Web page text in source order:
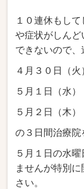
１０連休もし
や症状がしん
できないので、
４月３０日（火
５月１日（水）
５月２日（木）
の３日間治療院
５月１日の水
ませんが特別
さい。